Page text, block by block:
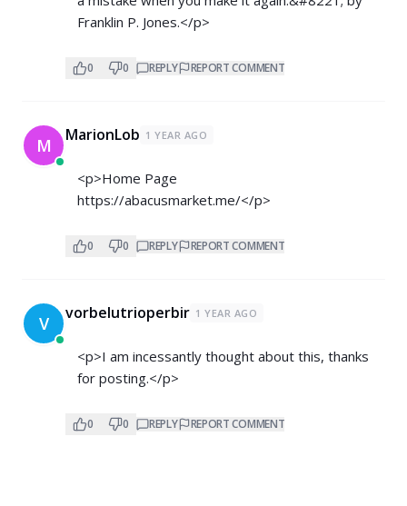
Franklin P. Jones.</p>
0 0 REPLY REPORT COMMENT
M MarionLob 1 YEAR AGO
<p>Home Page
https://abacusmarket.me/</p>
0 0 REPLY REPORT COMMENT
V vorbelutrioperbir 1 YEAR AGO
<p>I am incessantly thought about this, thanks
for posting.</p>
0 0 REPLY REPORT COMMENT